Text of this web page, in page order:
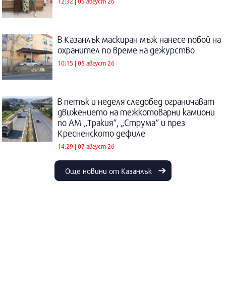
В Казанлък маскиран мъж нанесе побой на
охранител по време на дежурство
10:15 | 05 август 26
В петък и неделя следобед ограничават
движението на тежкотоварни камиони
по АМ „Тракия“, „Струма“ и през
Кресненското дефиле
14:29 | 07 август 26
Още новини от Казанлък